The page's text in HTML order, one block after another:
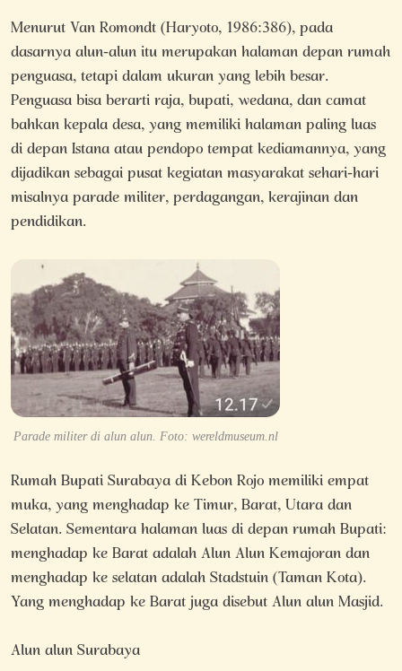
Menurut Van Romondt (Haryoto, 1986:386), pada
dasarnya alun-alun itu merupakan halaman depan rumah
penguasa, tetapi dalam ukuran yang lebih besar.
Penguasa bisa berarti raja, bupati, wedana, dan camat
bahkan kepala desa, yang memiliki halaman paling luas
di depan Istana atau pendopo tempat kediamannya, yang
dijadikan sebagai pusat kegiatan masyarakat sehari-hari
misalnya parade militer, perdagangan, kerajinan dan
pendidikan.
Parade militer di alun alun. Foto: wereldmuseum.nl
Rumah Bupati Surabaya di Kebon Rojo memiliki empat
muka, yang menghadap ke Timur, Barat, Utara dan
Selatan. Sementara halaman luas di depan rumah Bupati:
menghadap ke Barat adalah Alun Alun Kemajoran dan
menghadap ke selatan adalah Stadstuin (Taman Kota).
Yang menghadap ke Barat juga disebut Alun alun Masjid.
Alun alun Surabaya